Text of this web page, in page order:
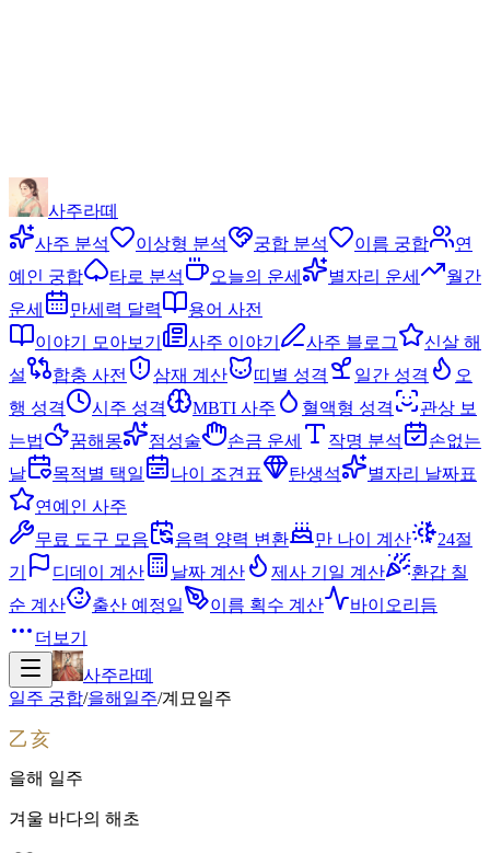
사주라떼
사주 분석
이상형 분석 궁합 분석 이름 궁합
연
예인 궁합
타로 분석 오늘의 운세 별자리 운세
월간
운세
만세력 달력
용어 사전
이야기 모아보기
사주 이야기 사주 블로그
신살 해
설
합충 사전 삼재 계산 띠별 성격 일간 성격
오
행 성격
시주 성격 MBTI 사주 혈액형 성격
관상 보
는법
꿈해몽 점성술 손금 운세 작명 분석
손없는
날
목적별 택일 나이 조견표 탄생석
별자리 날짜표
연예인 사주
무료 도구 모음
음력 양력 변환 만 나이 계산
24절
기
디데이 계산 날짜 계산 제사 기일 계산
환갑 칠
순 계산
출산 예정일 이름 획수 계산
바이오리듬
더보기
사주라떼
일주 궁합/을해 일주/계묘 일주
乙亥
을해 일주
겨울 바다의 해초